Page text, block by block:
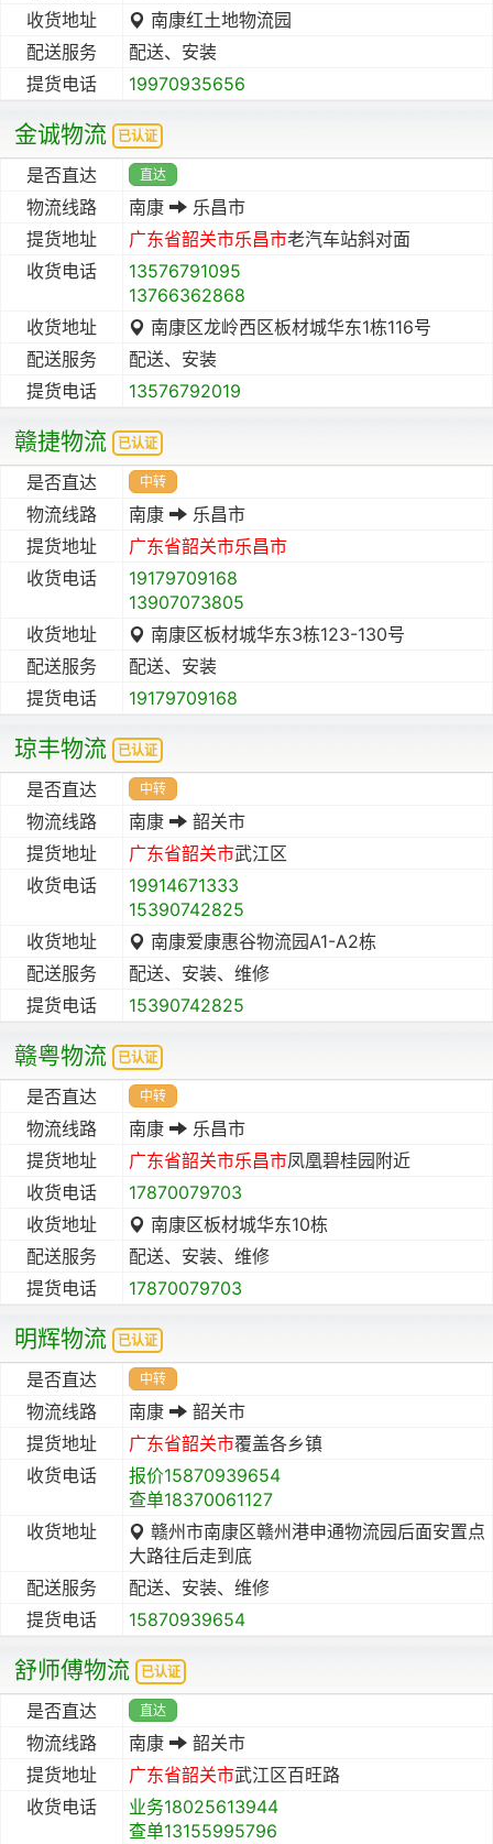
收货地址
南康红土地物流园
配送服务
配送、安装
提货电话
19970935656
金诚物流 已认证
是否直达 直达
物流线路 南康
乐昌市
提货地址
广东省韶关市乐昌市老汽车站斜对面
收货电话
13576791095
13766362868
收货地址
南康区龙岭西区板材城华东1栋116号
配送服务
配送、安装
提货电话
13576792019
赣捷物流 已认证
是否直达 中转
物流线路 南康
乐昌市
提货地址
广东省韶关市乐昌市
收货电话
19179709168
13907073805
收货地址
南康区板材城华东3栋123-130号
配送服务
配送、安装
提货电话
19179709168
琼丰物流 已认证
是否直达 中转
物流线路 南康
韶关市
提货地址
广东省韶关市武江区
收货电话
19914671333
15390742825
收货地址
南康爱康惠谷物流园A1-A2栋
配送服务
配送、安装、维修
提货电话
15390742825
赣粤物流 已认证
是否直达 中转
物流线路 南康
乐昌市
提货地址
广东省韶关市乐昌市凤凰碧桂园附近
收货电话
17870079703
收货地址
南康区板材城华东10栋
配送服务
配送、安装、维修
提货电话
17870079703
明辉物流 已认证
是否直达 中转
物流线路 南康
韶关市
提货地址
广东省韶关市覆盖各乡镇
收货电话
报价15870939654
查单18370061127
收货地址
赣州市南康区赣州港申通物流园后面安置点
大路往后走到底
配送服务
配送、安装、维修
提货电话
15870939654
舒师傅物流 已认证
是否直达 直达
物流线路 南康
韶关市
提货地址
广东省韶关市武江区百旺路
收货电话
业务18025613944
查单13155995796